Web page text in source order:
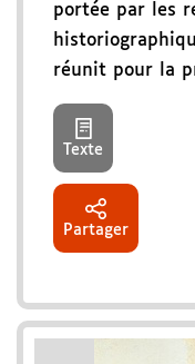
portée par les
réunit pour la
Texte
Partager